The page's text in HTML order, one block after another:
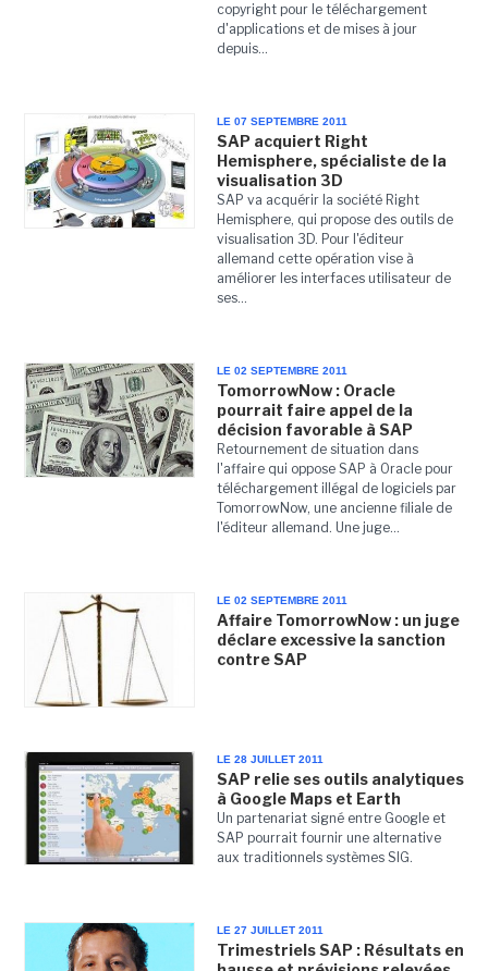
copyright pour le téléchargement
d'applications et de mises à jour
depuis...
LE 07 SEPTEMBRE 2011
SAP acquiert Right
Hemisphere, spécialiste de la
visualisation 3D
SAP va acquérir la société Right
Hemisphere, qui propose des outils de
visualisation 3D. Pour l'éditeur
allemand cette opération vise à
améliorer les interfaces utilisateur de
ses...
LE 02 SEPTEMBRE 2011
TomorrowNow : Oracle
pourrait faire appel de la
décision favorable à SAP
Retournement de situation dans
l'affaire qui oppose SAP à Oracle pour
téléchargement illégal de logiciels par
TomorrowNow, une ancienne filiale de
l'éditeur allemand. Une juge...
LE 02 SEPTEMBRE 2011
Affaire TomorrowNow : un juge
déclare excessive la sanction
contre SAP
LE 28 JUILLET 2011
SAP relie ses outils analytiques
à Google Maps et Earth
Un partenariat signé entre Google et
SAP pourrait fournir une alternative
aux traditionnels systèmes SIG.
LE 27 JUILLET 2011
Trimestriels SAP : Résultats en